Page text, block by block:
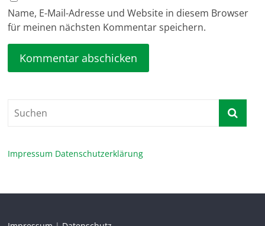
Name, E-Mail-Adresse und Website in diesem Browser
für meinen nächsten Kommentar speichern.
Impressum Datenschutzerklärung